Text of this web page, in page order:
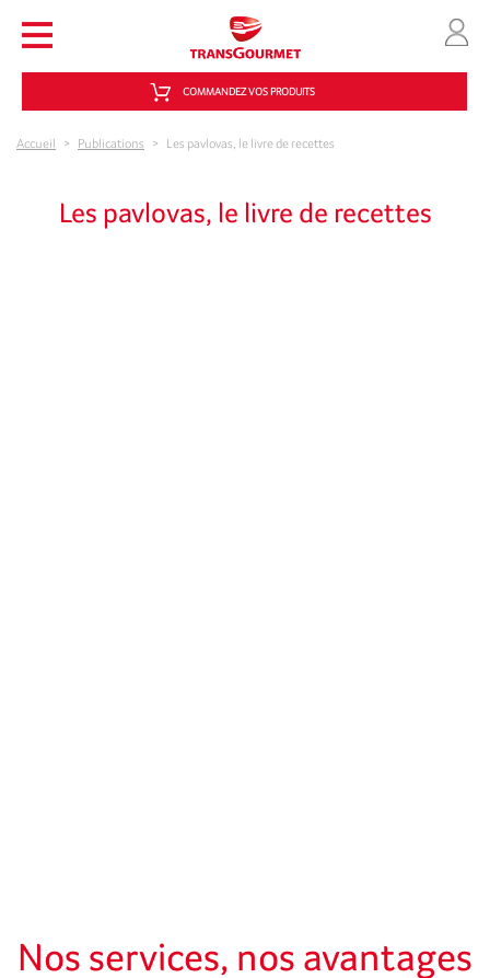
COMMANDEZ VOS PRODUITS
Accueil > Publications > Les pavlovas, le livre de recettes
Les pavlovas, le livre de recettes
Nos services, nos avantages